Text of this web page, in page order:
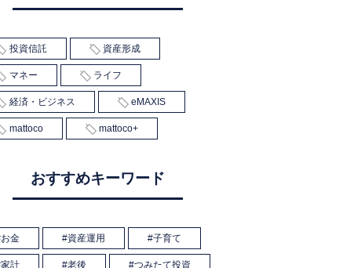
投資信託 資産形成
マネー ライフ
経済・ビジネス eMAXIS
mattoco mattoco+
おすすめキーワード
お金 資産運用 子育て
家計 老後 つみたて投資